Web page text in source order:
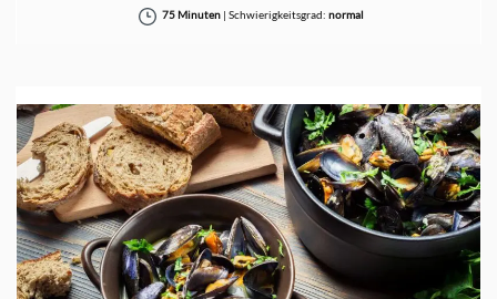
75 Minuten| Schwierigkeitsgrad: normal